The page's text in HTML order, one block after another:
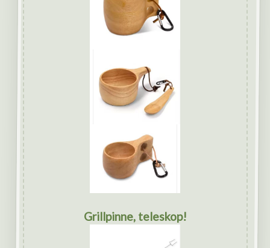
Grillpinne, teleskop!